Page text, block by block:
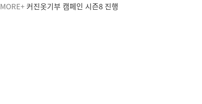
MORE+ 커진옷기부 캠페인 시즌8 진행